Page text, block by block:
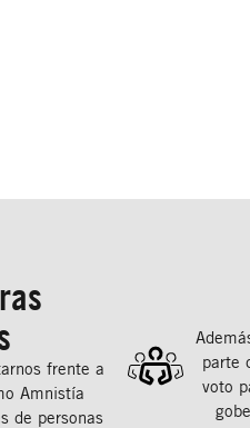
frente a
Amnistía
de personas
parte
voto